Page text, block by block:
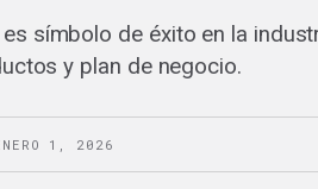
símbolo de éxito en la
y plan de negocio.
1, 2026